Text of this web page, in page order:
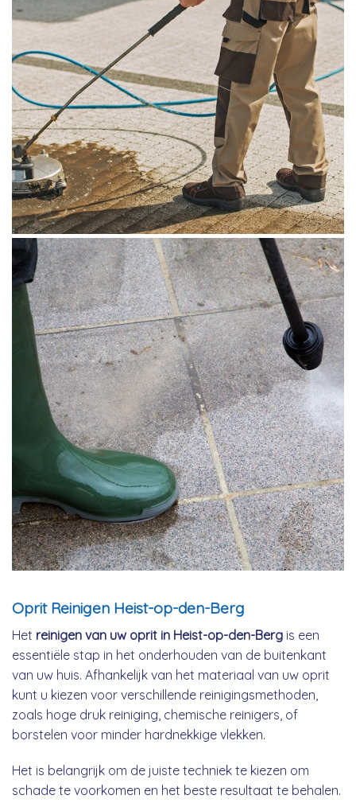
Oprit Reinigen Heist-op-den-Berg
Het reinigen van uw oprit in Heist-op-den-Berg is een
essentiële stap in het onderhouden van de buitenkant
van uw huis. Afhankelijk van het materiaal van uw oprit
kunt u kiezen voor verschillende reinigingsmethoden,
zoals hoge druk reiniging, chemische reinigers, of
borstelen voor minder hardnekkige vlekken.
Het is belangrijk om de juiste techniek te kiezen om
schade te voorkomen en het beste resultaat te behalen.